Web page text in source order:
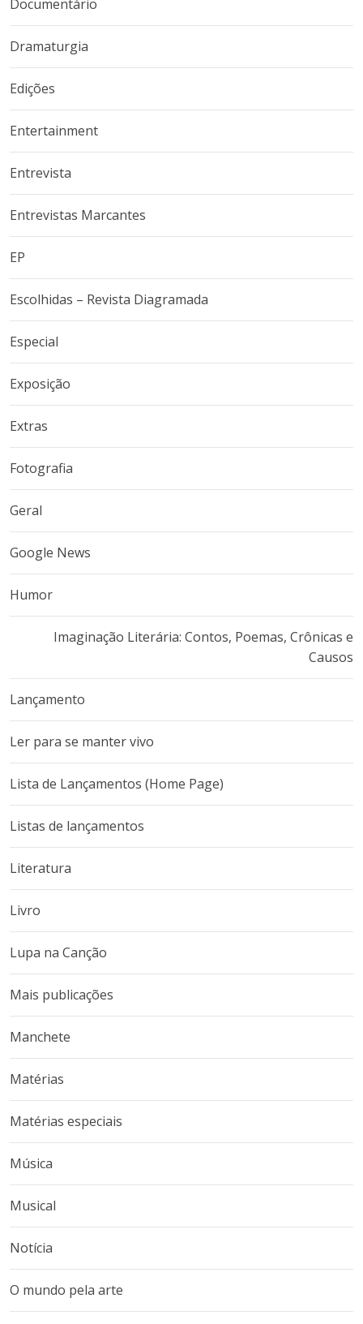
Documentário
Dramaturgia
Edições
Entertainment
Entrevista
Entrevistas Marcantes
EP
Escolhidas – Revista Diagramada
Especial
Exposição
Extras
Fotografia
Geral
Google News
Humor
Imaginação Literária: Contos, Poemas, Crônicas e
Causos
Lançamento
Ler para se manter vivo
Lista de Lançamentos (Home Page)
Listas de lançamentos
Literatura
Livro
Lupa na Canção
Mais publicações
Manchete
Matérias
Matérias especiais
Música
Musical
Notícia
O mundo pela arte